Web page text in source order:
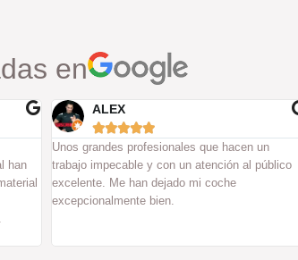
en
CHIC VINTAGE

Estamos muy contentos con la calidad del
trabajo, la rapidez de envío y los buenos precios
de ABC Imprenta. Hicimos etiquetas adhesivas,
y salieron muy bonitas. Muchas gracias por